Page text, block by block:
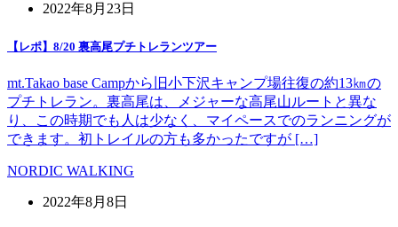
2022年8月23日
【レポ】8/20 裏高尾プチトレランツアー
mt.Takao base Campから旧小下沢キャンプ場往復の約13㎞の
プチトレラン。裏高尾は、メジャーな高尾山ルートと異な
り、この時期でも人は少なく、マイペースでのランニングが
できます。初トレイルの方も多かったですが […]
NORDIC WALKING
2022年8月8日